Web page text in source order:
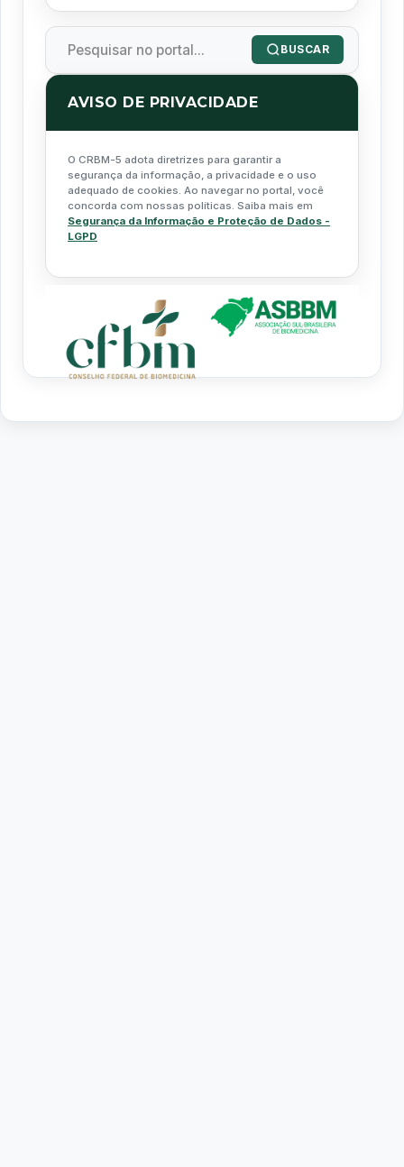
BUSCAR
AVISO DE PRIVACIDADE
O CRBM-5 adota diretrizes para garantir a
segurança da informação, a privacidade e o uso
adequado de cookies. Ao navegar no portal, você
concorda com nossas políticas. Saiba mais em
Segurança da Informação e Proteção de Dados -
LGPD